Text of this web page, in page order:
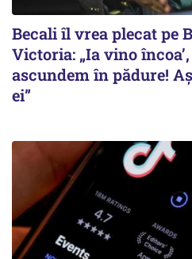
Becali îl vrea plecat pe
Victoria: „Ia vino
ascundem în pădure!
ei”